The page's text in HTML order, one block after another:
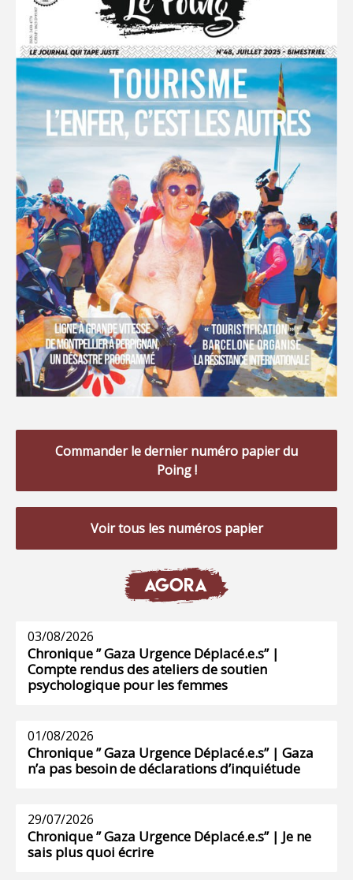
Commander le dernier numéro papier du
Poing !
Voir tous les numéros papier
AGORA
03/08/2026
Chronique ” Gaza Urgence Déplacé.e.s” |
Compte rendus des ateliers de soutien
psychologique pour les femmes
01/08/2026
Chronique ” Gaza Urgence Déplacé.e.s” | Gaza
n’a pas besoin de déclarations d’inquiétude
29/07/2026
Chronique ” Gaza Urgence Déplacé.e.s” | Je ne
sais plus quoi écrire